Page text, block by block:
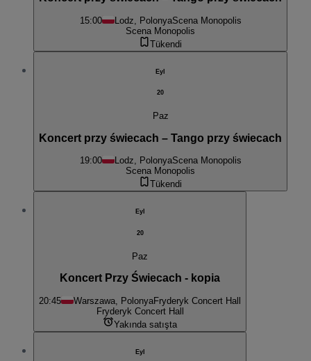
15:00 Lodz, PolonyaScena Monopolis
Scena Monopolis
Tükendi
Eyl
20
Paz
Koncert przy świecach – Tango przy świecach
19:00 Lodz, PolonyaScena Monopolis
Scena Monopolis
Tükendi
Eyl
20
Paz
Koncert Przy Świecach - kopia
20:45 Warszawa, PolonyaFryderyk Concert Hall
Fryderyk Concert Hall
Yakında satışta
Eyl